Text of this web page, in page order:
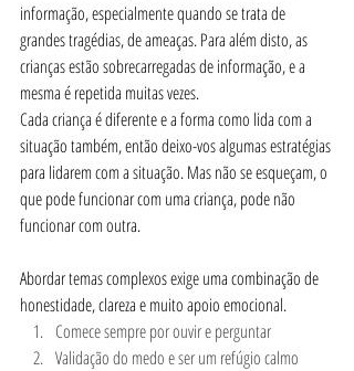
informação, especialmente quando se trata de
grandes tragédias, de ameaças. Para além disto, as
crianças estão sobrecarregadas de informação, e a
mesma é repetida muitas vezes.
Cada criança é diferente e a forma como lida com a
situação também, então deixo-vos algumas estratégias
para lidarem com a situação. Mas não se esqueçam, o
que pode funcionar com uma criança, pode não
funcionar com outra.
Abordar temas complexos exige uma combinação de
honestidade, clareza e muito apoio emocional.
Comece sempre por ouvir e perguntar
Validação do medo e ser um refúgio calmo